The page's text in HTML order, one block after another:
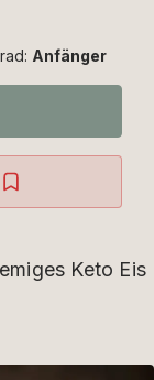
Anfänger
Keto Eis